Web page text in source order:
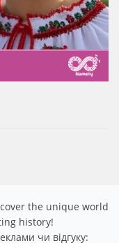
the unique world
history!
чи відгуку: